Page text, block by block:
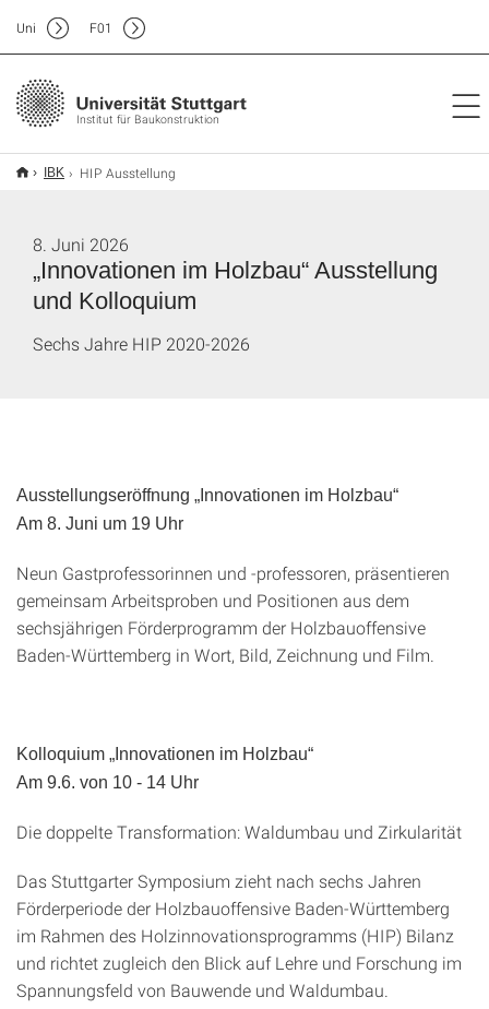
Institut für Baukonstruktion
Uni F01
IBK HIP Ausstellung
„Innovationen im Holzbau“ Ausstellung
und Kolloquium
8. Juni 2026
Sechs Jahre HIP 2020-2026
Ausstellungseröffnung „Innovationen im Holzbau“
Am 8. Juni um 19 Uhr
Neun Gastprofessorinnen und -professoren, präsentieren
gemeinsam Arbeitsproben und Positionen aus dem
sechsjährigen Förderprogramm der Holzbauoffensive
Baden-Württemberg in Wort, Bild, Zeichnung und Film.
Kolloquium „Innovationen im Holzbau“
Am 9.6. von 10 - 14 Uhr
Die doppelte Transformation: Waldumbau und Zirkularität
Das Stuttgarter Symposium zieht nach sechs Jahren
Förderperiode der Holzbauoffensive Baden-Württemberg
im Rahmen des Holzinnovationsprogramms (HIP) Bilanz
und richtet zugleich den Blick auf Lehre und Forschung im
Spannungsfeld von Bauwende und Waldumbau.